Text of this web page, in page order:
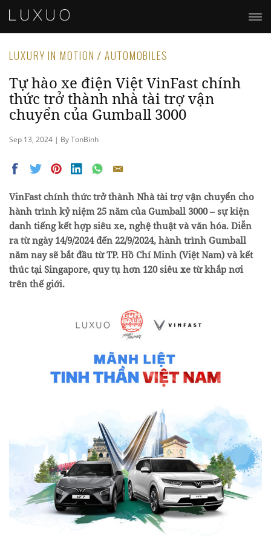
LUXURY IN MOTION / AUTOMOBILES
Tự hào xe điện Việt VinFast chính
thức trở thành nhà tài trợ vận
chuyển của Gumball 3000
Sep 13, 2024 | By TonBinh
VinFast chính thức trở thành Nhà tài trợ vận chuyển cho
hành trình kỷ niệm 25 năm của Gumball 3000 – sự kiện
danh tiếng kết hợp siêu xe, nghệ thuật và văn hóa. Diễn
ra từ ngày 14/9/2024 đến 22/9/2024, hành trình Gumball
năm nay sẽ bắt đầu từ TP. Hồ Chí Minh (Việt Nam) và kết
thúc tại Singapore, quy tụ hơn 120 siêu xe từ khắp nơi
trên thế giới.